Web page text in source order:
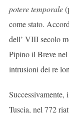
potere temporale
come stato.
dell’ VIII secolo
Pipino il Breve
intrusioni dei re
Tuscia, nel 772